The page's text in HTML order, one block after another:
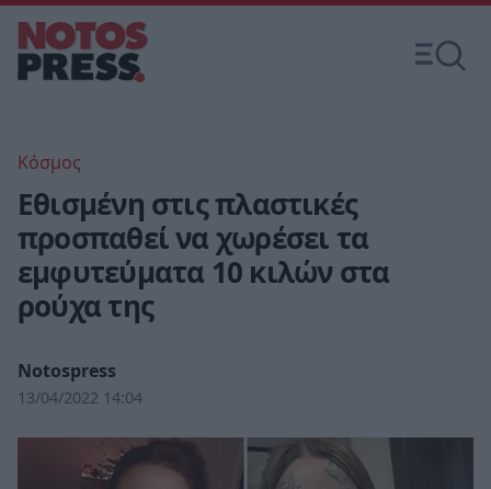
Κόσμος
Εθισμένη στις πλαστικές
προσπαθεί να χωρέσει τα
εμφυτεύματα 10 κιλών στα
ρούχα της
Notospress
13/04/2022 14:04